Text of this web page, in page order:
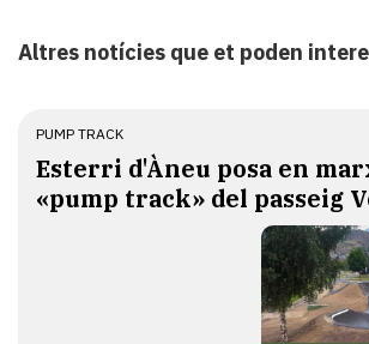
Altres notícies que et poden
PUMP TRACK
Esterri d'Àneu posa en
«pump track» del passeig